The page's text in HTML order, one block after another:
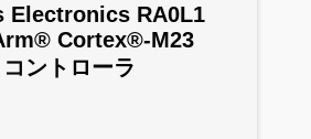
Electronics RA0L1
Cortex®-M23
ントローラ